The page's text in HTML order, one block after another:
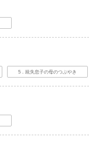
5．統失息子の母のつぶやき